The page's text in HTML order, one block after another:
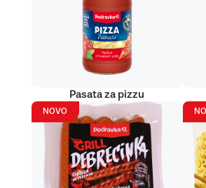
Pasata za pizzu
NOVO